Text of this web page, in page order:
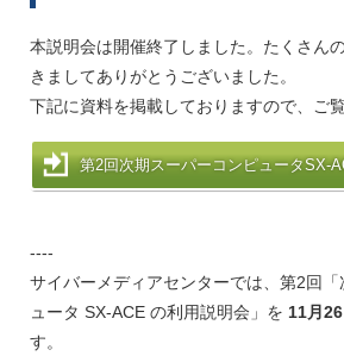
本説明会は開催終了しました。たくさん
きましてありがとうございました。
下記に資料を掲載しておりますので、ご
第2回次期スーパーコンピュータSX-
----
サイバーメディアセンターでは、第2回
ュータ SX-ACE の利用説明会」を 11月
す。